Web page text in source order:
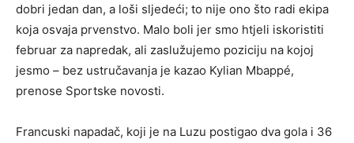
dobri jedan dan, a loši sljedeći; to nije ono što radi ekipa
koja osvaja prvenstvo. Malo boli jer smo htjeli iskoristiti
februar za napredak, ali zaslužujemo poziciju na kojoj
jesmo – bez ustručavanja je kazao Kylian Mbappé,
prenose Sportske novosti.
Francuski napadač, koji je na Luzu postigao dva gola i 36